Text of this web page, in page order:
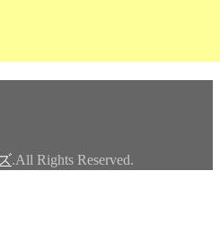
.All Rights Reserved.